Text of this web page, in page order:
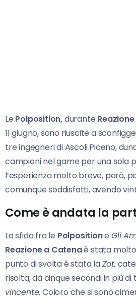
Le Polposition,durante
11 giugno, sono riuscite a
tre ingegneri di Ascoli Piceno,
campioni nel game per una sola
l’esperienza molto breve, però,
comunque soddisfatti, avendo
Come è andata la
La sfida fra le PolpositioneGli
Reazione a Catenaè stata
punto di svolta è stata laZot,
risolta, dà cinque secondi in più
vincente. Coloro che si sono